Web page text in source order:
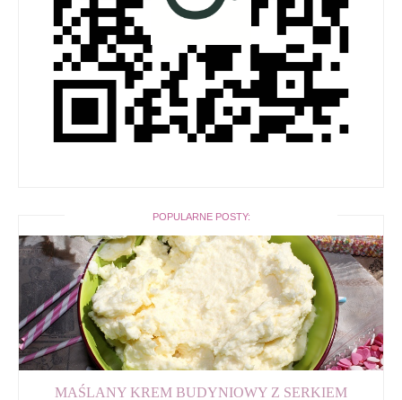
POPULARNE POSTY:
MAŚLANY KREM BUDYNIOWY Z SERKIEM